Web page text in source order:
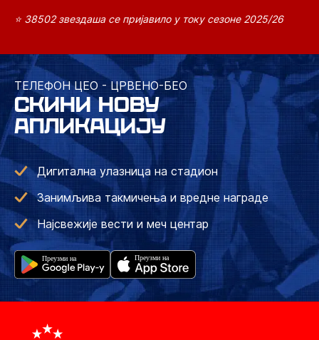
⭐ 38502 звездаша се пријавило у току сезоне 2025/26
ТЕЛЕФОН ЦЕО - ЦРВЕНО-БЕО
СКИНИ НОВУ
АПЛИКАЦИЈУ
Дигитална улазница на стадион
Занимљива такмичења и вредне награде
Најсвежије вести и меч центар